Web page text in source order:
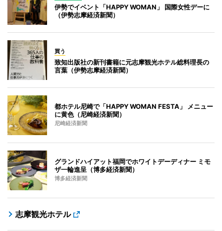
伊勢でイベント「HAPPY WOMAN」 国際女性デーに
（伊勢志摩経済新聞）
買う
致知出版社の新刊書籍に元志摩観光ホテル総料理長の
言葉（伊勢志摩経済新聞）
都ホテル尼崎で「HAPPY WOMAN FESTA」 メニュー
に黄色（尼崎経済新聞）
尼崎経済新聞
グランドハイアット福岡でホワイトデーディナー ミモ
ザ一輪進呈（博多経済新聞）
博多経済新聞
志摩観光ホテル